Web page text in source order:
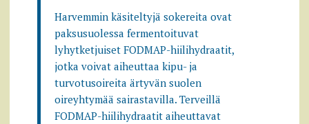
Harvemmin käsiteltyjä sokereita ovat
paksusuolessa fermentoituvat
lyhytketjuiset FODMAP-hiilihydraatit,
jotka voivat aiheuttaa kipu- ja
turvotusoireita ärtyvän suolen
oireyhtymää sairastavilla. Terveillä
FODMAP-hiilihydraatit aiheuttavat